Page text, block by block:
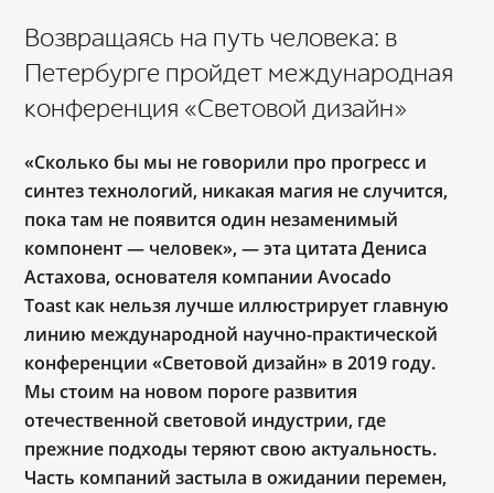
Возвращаясь на путь человека: в
Петербурге пройдет международная
конференция «Световой дизайн»
«Сколько бы мы не говорили про прогресс и
синтез технологий, никакая магия не случится,
пока там не появится один незаменимый
компонент — человек», — эта цитата Дениса
Астахова, основателя компании Avocado
Toast как нельзя лучше иллюстрирует главную
линию международной научно-практической
конференции «Световой дизайн» в 2019 году.
Мы стоим на новом пороге развития
отечественной световой индустрии, где
прежние подходы теряют свою актуальность.
Часть компаний застыла в ожидании перемен,